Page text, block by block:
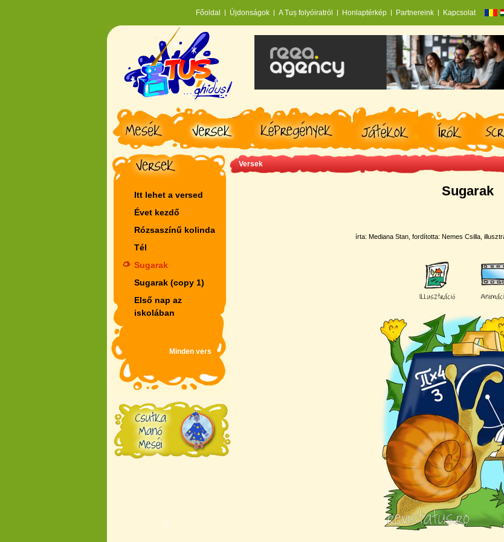
Főoldal Újdonságok A Tuș folyóiratról Honlaptérkép Partnereink Kapcsolat
Itt lehet a versed
Évet kezdő
Rózsaszí­nű kolinda
Tél
Sugarak
Sugarak (copy 1)
Első nap az
iskolában
Minden vers
Versek
Sugarak
írta: Mediana Stan, fordí­totta: Nemes Csilla,